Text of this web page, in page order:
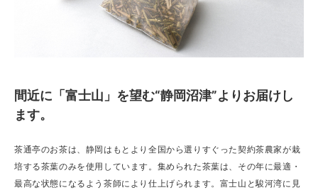
間近に「富士山」を望む“静岡沼津”よりお届けし
ます。
茶通亭のお茶は、静岡はもとより全国から選りすぐった契約茶農家が栽
培する茶葉のみを使用しています。集められた茶葉は、その年に最適・
最高な状態になるよう茶師により仕上げられます。富士山と駿河湾に見